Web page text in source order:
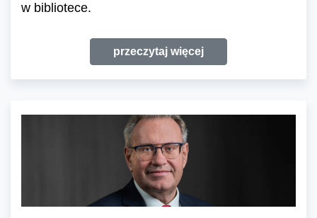
w bibliotece.
przeczytaj więcej